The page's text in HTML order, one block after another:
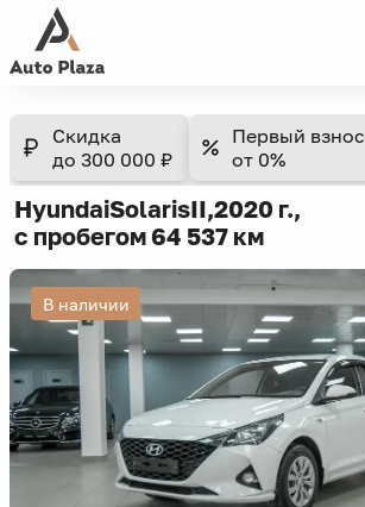
Скидка
до 300 000 ₽
Первый взнос
от 0%
HyundaiSolarisII,2020 г.,
с пробегом 64 537 км
В наличии